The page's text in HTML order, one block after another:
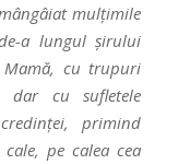
mulțimile
a lungul șirului
cu trupuri
dar cu sufletele
primind
pe calea cea